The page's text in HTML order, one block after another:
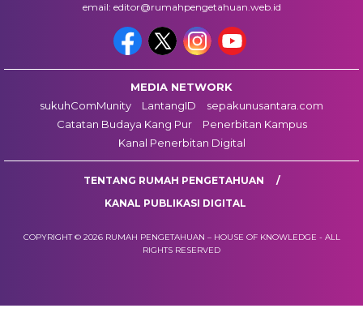
email: editor@rumahpengetahuan.web.id
MEDIA NETWORK
sukuhComMunity
LantangID
sepakunusantara.com
Catatan Budaya Kang Pur
Penerbitan Kampus
Kanal Penerbitan Digital
TENTANG RUMAH PENGETAHUAN
KANAL PUBLIKASI DIGITAL
COPYRIGHT © 2026 RUMAH PENGETAHUAN – HOUSE OF KNOWLEDGE - ALL
RIGHTS RESERVED